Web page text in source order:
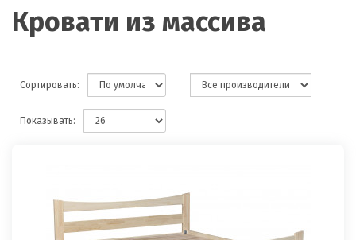
Кровати из массива
Сортировать:
Показывать: